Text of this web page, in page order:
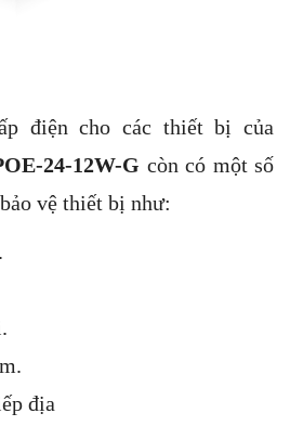
điện cho các thiết bị của
24-12W-G còn có một số
vệ thiết bị như:
địa